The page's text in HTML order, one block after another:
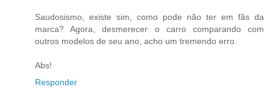
Saudosismo, existe sim, como pode não ter em fãs da
marca? Agora, desmerecer o carro comparando com
outros modelos de seu ano, acho um tremendo erro.
Abs!
Responder